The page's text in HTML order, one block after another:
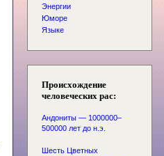
Энергии
Юморе
Языке
Происхождение
человеческих рас:
Андониты — 1000000–
500000 лет до н.э.
Шесть Цветных